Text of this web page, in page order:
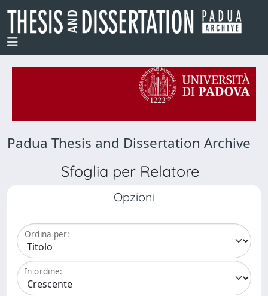
Padua Thesis and Dissertation Archive
Sfoglia per Relatore
Opzioni
Ordina per:
In ordine: